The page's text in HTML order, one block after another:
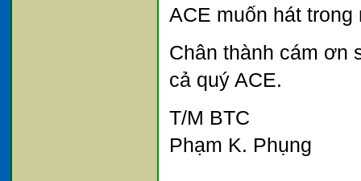
ACE muốn hát
Chân thành cám ơn
cả quý ACE.
T/M BTC
Phạm K. Phụng